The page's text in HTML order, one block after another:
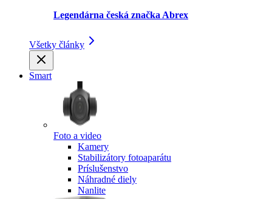
Legendárna česká značka Abrex
Všetky články
Smart
Foto a video
Kamery
Stabilizátory fotoaparátu
Príslušenstvo
Náhradné diely
Nanlite